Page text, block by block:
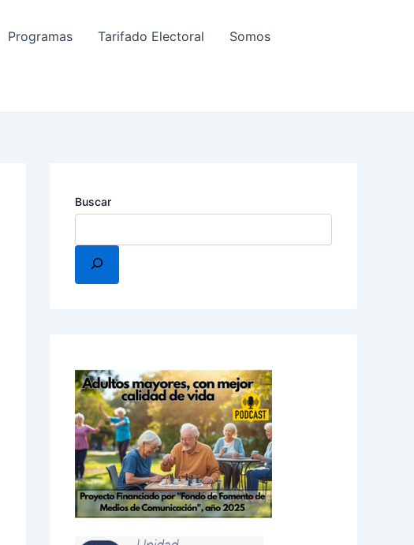
Programas Tarifado Electoral Somos
Buscar